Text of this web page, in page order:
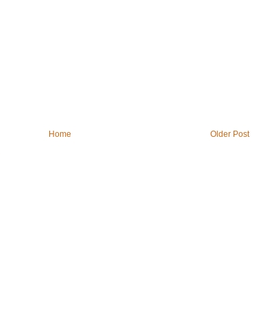
Older Post
Home